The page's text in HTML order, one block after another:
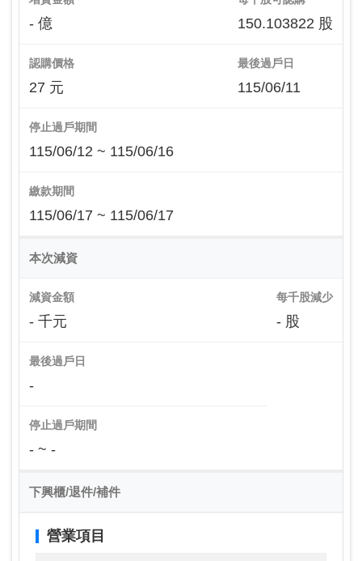
- 億 150.103822 股
認購價格
27 元
最後過戶日
115/06/11
停止過戶期間
115/06/12 ~ 115/06/16
繳款期間
115/06/17 ~ 115/06/17
本次減資
減資金額
- 千元
每千股減少
- 股
最後過戶日
-
停止過戶期間
- ~ -
下興櫃/退件/補件
營業項目